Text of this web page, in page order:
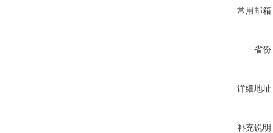
常用邮箱
省份
详细地址
补充说明